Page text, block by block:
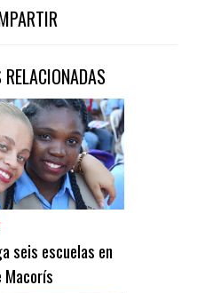
seis escuelas en
Macorís